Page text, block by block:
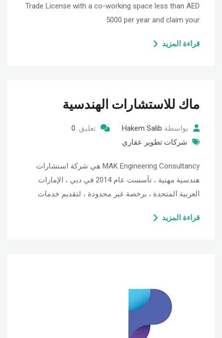
Trade License with a co-working space less than AED
5000 per year and claim your
قراءة المزيد
ماك للاستشارات الهندسية
بواسطة Hakem Salib تعليق: 0
شركات تطوير عقاري
MAK Engineering Consultancy هي شركة استشارات
هندسية مهنية ، تأسست عام 2014 في دبي ، الإمارات
العربية المتحدة ، برخصة غير محدودة ، لتقديم خدمات
قراءة المزيد